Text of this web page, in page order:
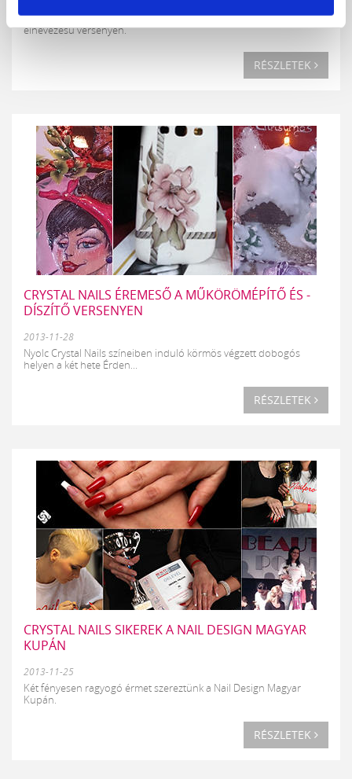
Négy érmet szereztünk a minap Hollandiában, a Nailnoblesse
elnevezésű versenyen.
RÉSZLETEK
CRYSTAL NAILS ÉREMESŐ A MŰKÖRÖMÉPÍTŐ ÉS -
DÍSZÍTŐ VERSENYEN
2013-11-28
Nyolc Crystal Nails színeiben induló körmös végzett dobogós
helyen a két hete Érden...
RÉSZLETEK
CRYSTAL NAILS SIKEREK A NAIL DESIGN MAGYAR
KUPÁN
2013-11-25
Két fényesen ragyogó érmet szereztünk a Nail Design Magyar
Kupán.
RÉSZLETEK